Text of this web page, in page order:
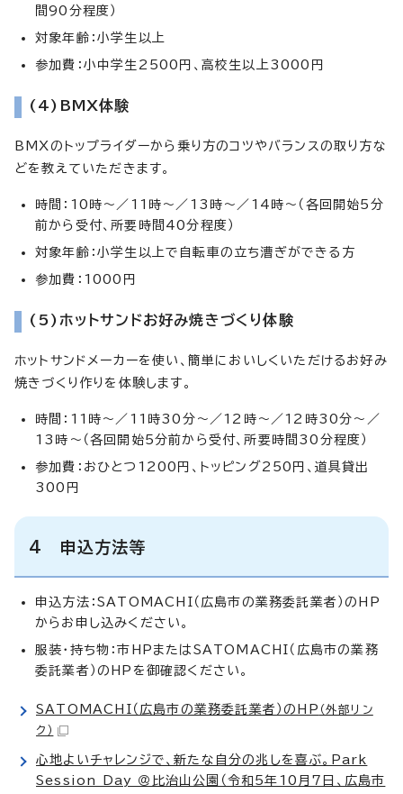
間90分程度）
対象年齢：小学生以上
参加費：小中学生2500円、高校生以上3000円
(4)BMX体験
BMXのトップライダーから乗り方のコツやバランスの取り方な
どを教えていただきます。
時間：10時～／11時～／13時～／14時～（各回開始5分
前から受付、所要時間40分程度）
対象年齢：小学生以上で自転車の立ち漕ぎができる方
参加費：1000円
(5)ホットサンドお好み焼きづくり体験
ホットサンドメーカーを使い、簡単においしくいただけるお好み
焼きづくり作りを体験します。
時間：11時～／11時30分～／12時～／12時30分～／
13時～（各回開始5分前から受付、所要時間30分程度）
参加費：おひとつ1200円、トッピング250円、道具貸出
300円
4 申込方法等
申込方法：SATOMACHI（広島市の業務委託業者）のHP
からお申し込みください。
服装・持ち物：市HPまたはSATOMACHI（広島市の業務
委託業者）のHPを御確認ください。
SATOMACHI（広島市の業務委託業者）のHP （外部リン
ク）
心地よいチャレンジで、新たな自分の兆しを喜ぶ。Park
Session Day ＠比治山公園（令和5年10月7日、広島市